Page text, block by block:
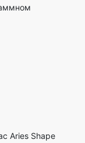
Aries Shape